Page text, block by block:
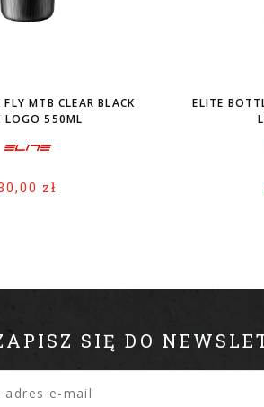
MTB CLEAR BLACK
LOGO 550ML
zł
ELITE
SIĘ DO